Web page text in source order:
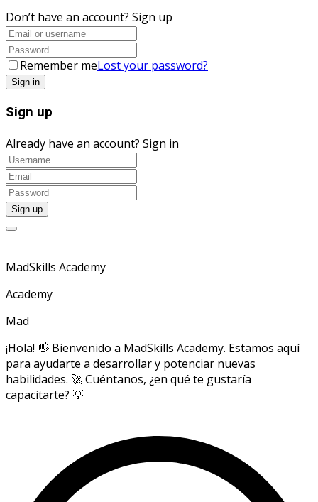
Don’t have an account? Sign up
Remember meLost your password?
Sign up
Already have an account? Sign in
MadSkills Academy
Academy
Mad
¡Hola! 👋 Bienvenido a MadSkills Academy. Estamos aquí
para ayudarte a desarrollar y potenciar nuevas
habilidades. 🚀 Cuéntanos, ¿en qué te gustaría
capacitarte? 💡